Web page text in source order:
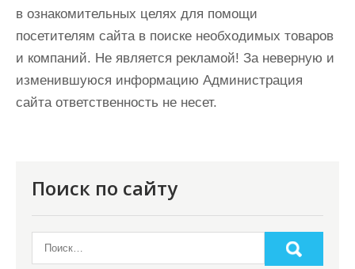
в ознакомительных целях для помощи
посетителям сайта в поиске необходимых товаров
и компаний. Не является рекламой! За неверную и
изменившуюся информацию Администрация
сайта ответственность не несет.
Поиск по сайту